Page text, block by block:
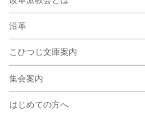
沿革
こひつじ文庫案内
集会案内
はじめての方へ